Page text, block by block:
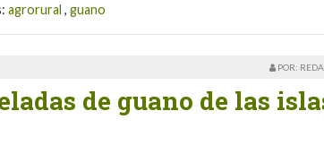
agrorural , guano
POR:
de guano de las